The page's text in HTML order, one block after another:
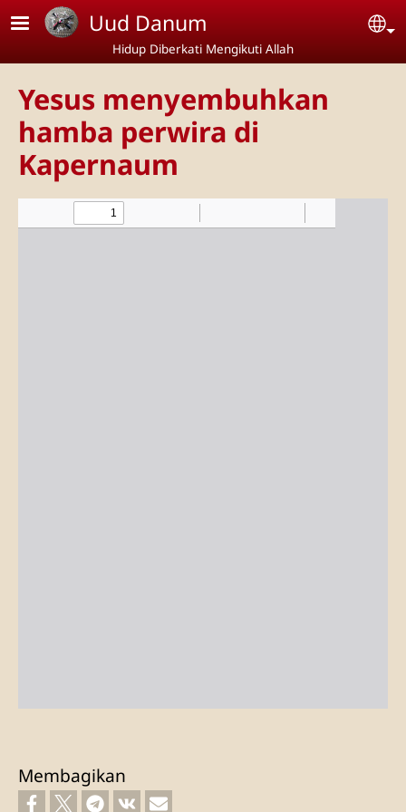
Lompat ke isi utama
Uud Danum
Hidup Diberkati Mengikuti Allah
Yesus menyembuhkan
hamba perwira di
Kapernaum
Membagikan